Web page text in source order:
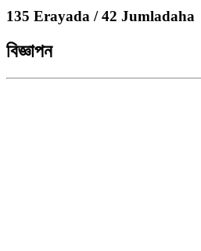
135 Erayada / 42 Jumladaha
বিজ্ঞাপন